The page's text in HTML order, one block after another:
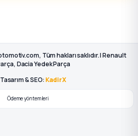
Tüm hakları saklıdır. | Renault
Dacia Yedek Parça
& SEO: KadirX